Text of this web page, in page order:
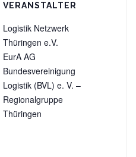
VERANSTALTER
Logistik Netzwerk
Thüringen e.V.
EurA AG
Bundesvereinigung
Logistik (BVL) e. V. –
Regionalgruppe
Thüringen